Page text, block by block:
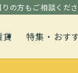
の方もご相談くださ
貸 特集・おす